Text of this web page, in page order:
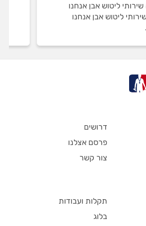
ליטוש אבן אנחנו
ליטוש אבן אנחנו
דרושים
פרסם אצלנו
צור קשר
תקלות ועבודות
בלוג